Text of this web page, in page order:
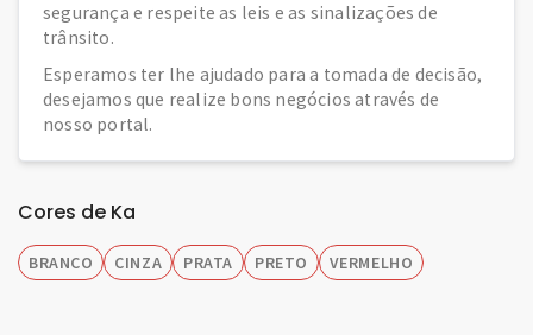
segurança e respeite as leis e as sinalizações de
trânsito.
Esperamos ter lhe ajudado para a tomada de decisão,
desejamos que realize bons negócios através de
nosso portal.
Cores de Ka
BRANCO CINZA PRATA PRETO VERMELHO